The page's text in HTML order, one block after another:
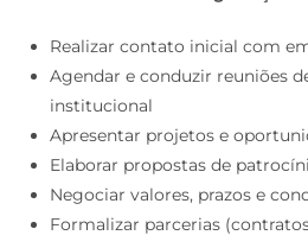
Realizar contato inicial com
Agendar e conduzir reuniões
institucional
Apresentar projetos e
Elaborar propostas de
Negociar valores, prazos e
Formalizar parcerias